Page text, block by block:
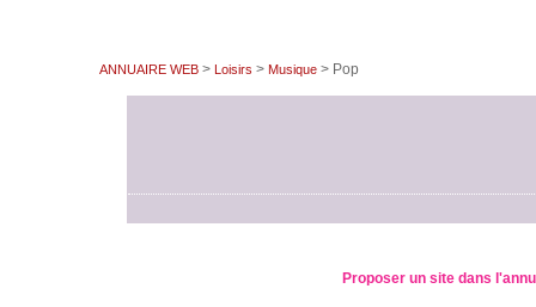
ANNUAIRE WEB > Loisirs > Musique > Pop
Proposer un site dans